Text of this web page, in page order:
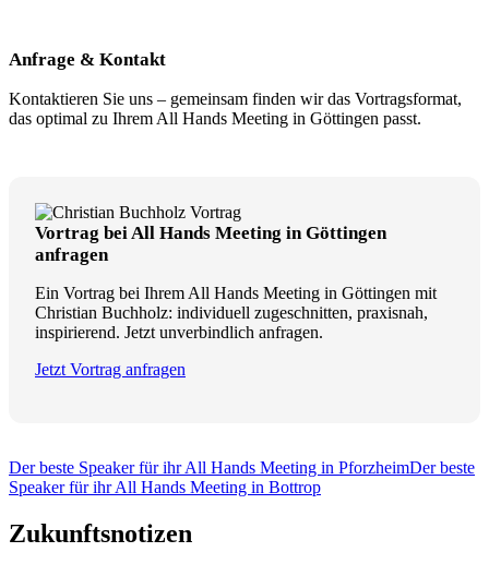
Anfrage & Kontakt
Kontaktieren Sie uns – gemeinsam finden wir das Vortragsformat,
das optimal zu Ihrem All Hands Meeting in Göttingen passt.
Vortrag bei All Hands Meeting in Göttingen
anfragen
Ein Vortrag bei Ihrem All Hands Meeting in Göttingen mit
Christian Buchholz: individuell zugeschnitten, praxisnah,
inspirierend. Jetzt unverbindlich anfragen.
Jetzt Vortrag anfragen
Der beste Speaker für ihr All Hands Meeting in PforzheimDer beste
Speaker für ihr All Hands Meeting in Bottrop
Zukunftsnotizen